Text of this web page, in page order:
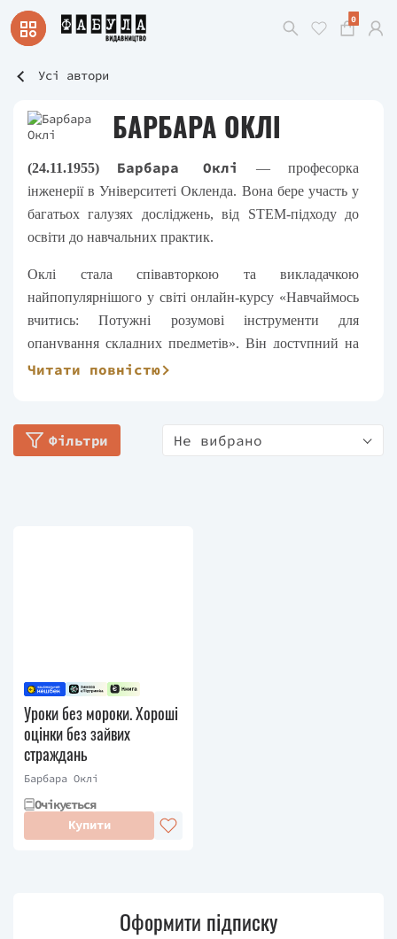
0
Усі автори
БАРБАРА ОКЛІ
(24.11.1955) Барбара Оклі — професорка
інженерії в Університеті Окленда. Вона бере участь у
багатьох галузях досліджень, від STEM-підходу до
освіти до навчальних практик.
Оклі стала співавторкою та викладачкою
найпопулярнішого у світі онлайн-курсу «Навчаймось
вчитись: Потужні розумові інструменти для
опанування складних предметів». Він доступний на
Coursera
таPrometheus.
Як запустити свій мозок на повну»
мороки. Хороші оцінки без зайвих страждань».
Читати повністю
Фільтри Не вибрано
Уроки без мороки. Хороші
оцінки без зайвих
страждань
Барбара Оклі
Очікується
Купити
Оформити підписку